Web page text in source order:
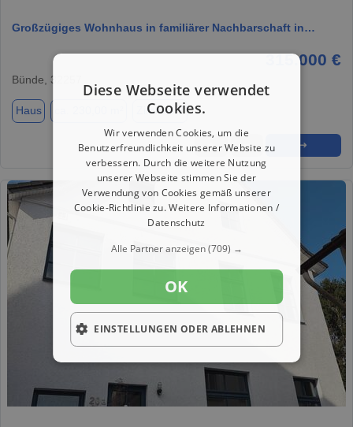
Großzügiges Wohnhaus in familiärer Nachbarschaft in…
315.000 €
Bünde, 32257
Haus Zimmer 7
★ ➦ ➜
1 / 10
Diese Webseite verwendet
Cookies.
Wir verwenden Cookies, um die
Benutzerfreundlichkeit unserer Website zu
verbessern. Durch die weitere Nutzung
unserer Webseite stimmen Sie der
Verwendung von Cookies gemäß unserer
Cookie-Richtlinie zu.Weitere Informationen /
Datenschutz
Alle Partner anzeigen(709) →
OK
EINSTELLUNGEN ODER ABLEHNEN